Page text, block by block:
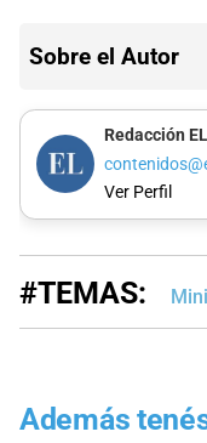
Sobre el Autor
Redacción EL
Ver Perfil
#TEMAS:
Además